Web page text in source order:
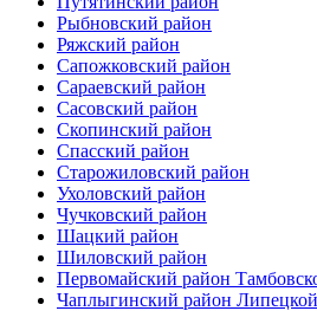
Рыбновский район
Ряжский район
Сапожковский район
Сараевский район
Сасовский район
Скопинский район
Спасский район
Старожиловский район
Ухоловский район
Чучковский район
Шацкий район
Шиловский район
Первомайский район
Чаплыгинский район Липецкой